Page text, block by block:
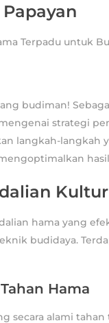
budiman!
strategi
langkah-langkah
Kultur
hama yang
budidaya.
Hama
secara alami